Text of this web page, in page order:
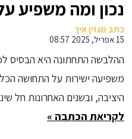
נכון ומה משפיע
כתב מגזין איך
15 אפריל, 2025 08:57
ההלבשה התחתונה היא הבסיס
משפיעה ישירות על התחושה
היציבה, ובשנים האחרונות חל
לקריאת הכתבה »